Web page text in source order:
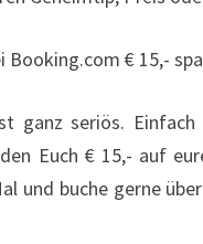
Booking.com € 15,-
ganz seriös.
Euch € 15,- auf
und buche gerne